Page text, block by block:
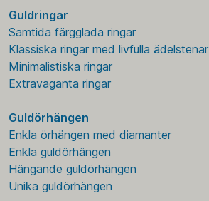
Guldringar
Samtida färgglada ringar
Klassiska ringar med livfulla ädelstenar
Minimalistiska ringar
Extravaganta ringar
Guldörhängen
Enkla örhängen med diamanter
Enkla guldörhängen
Hängande guldörhängen
Unika guldörhängen